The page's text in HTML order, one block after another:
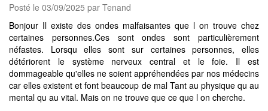
Posté le 03/09/2025 par Tenand
Bonjour Il existe des ondes malfaisantes que l on trouve chez
certaines personnes.Ces sont ondes sont particulièrement
néfastes. Lorsqu elles sont sur certaines personnes, elles
détériorent le système nerveux central et le foie. Il est
dommageable qu'elles ne soient appréhendées par nos médecins
car elles existent et font beaucoup de mal Tant au physique qu au
mental qu au vital. Mais on ne trouve que ce que l on cherche.